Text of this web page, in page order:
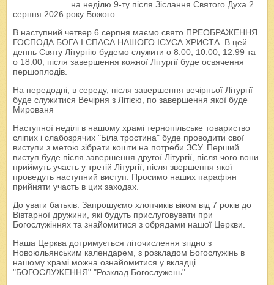
на неділю 9-ту після Зіслання Святого Духа 2
серпня 2026 року Божого
В наступний четвер 6 серпня маємо свято ПРЕОБРАЖЕННЯ
ГОСПОДА БОГА І СПАСА НАШОГО ІСУСА ХРИСТА. В цей
деннь Святу Літургію будемо служити о 8.00, 10.00, 12.99 та
о 18.00, після завершення кожної Літургії буде освячення
першоплодів.
На передодні, в середу, після завершення вечірньої Літургії
буде служитися Вечірня з Літією, по завершення якої буде
Мированя
Наступної неділі в нашому храмі тернопільське товариство
сліпих і слабозрячих "Біла тростина" буде проводити свої
виступи з метою зібрати кошти на потреби ЗСУ. Перший
виступ буде після завершення другої Літургії, після чого вони
приймуть участь у третій Літургії, після звершення якої
проведуть наступний виступ. Просимо наших парафіян
прийняти участь в цих заходах.
До уваги батьків. Запрошуємо хлопчиків віком від 7 років до
Вівтарної дружини, які будуть прислуговувати при
Богослужіннях та знайомитися з обрядами нашої Церкви.
Наша Церква дотримується літочислення згідно з
Новоюльянським календарем, з розкладом Богослужінь в
нашому храмі можна ознайомитися у вкладці
"БОГОСЛУЖЕННЯ" "Розклад Богослужень"